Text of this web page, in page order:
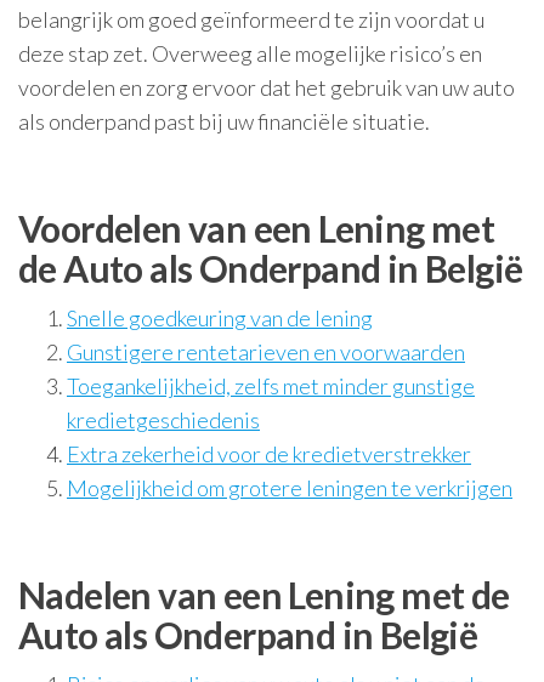
belangrijk om goed geïnformeerd te zijn voordat u
deze stap zet. Overweeg alle mogelijke risico’s en
voordelen en zorg ervoor dat het gebruik van uw auto
als onderpand past bij uw financiële situatie.
Voordelen van een Lening met
de Auto als Onderpand in België
Snelle goedkeuring van de lening
Gunstigere rentetarieven en voorwaarden
Toegankelijkheid, zelfs met minder gunstige
kredietgeschiedenis
Extra zekerheid voor de kredietverstrekker
Mogelijkheid om grotere leningen te verkrijgen
Nadelen van een Lening met de
Auto als Onderpand in België